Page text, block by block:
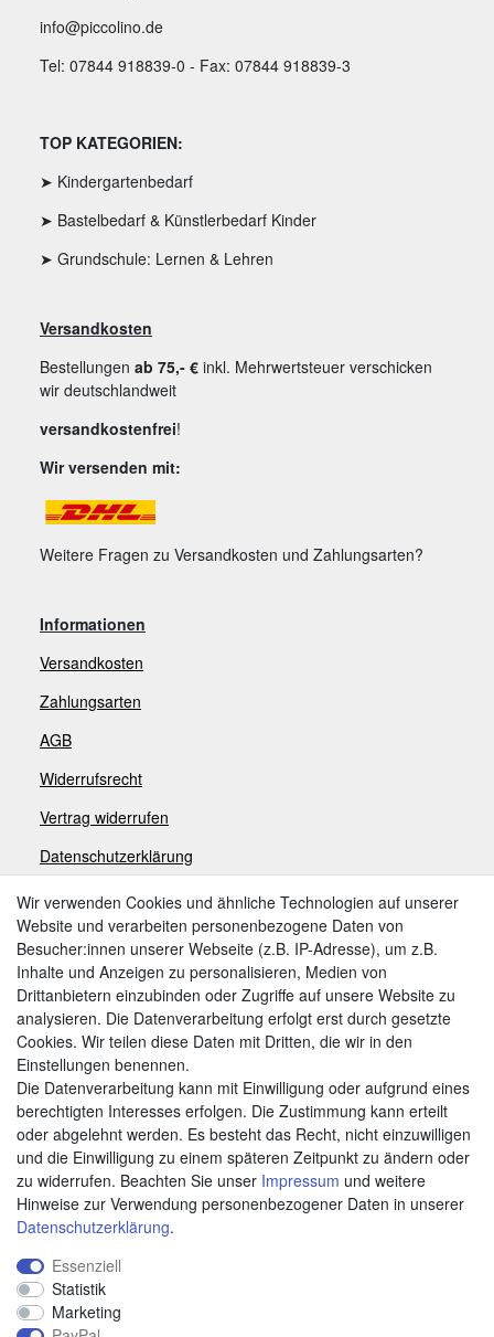
info@piccolino.de
Tel: 07844 918839-0 - Fax: 07844 918839-3
TOP KATEGORIEN:
➤ Kindergartenbedarf
➤ Bastelbedarf & Künstlerbedarf Kinder
➤ Grundschule: Lernen & Lehren
Versandkosten
Bestellungen ab 75,- € inkl. Mehrwertsteuer verschicken
wir deutschlandweit
versandkostenfrei!
Wir versenden mit:
Weitere Fragen zu Versandkosten und Zahlungsarten?
Informationen
Versandkosten
Zahlungsarten
AGB
Widerrufsrecht
Vertrag widerrufen
Datenschutzerklärung
Impressum
Zahlungsarten
Weitere Zahlungsarten:
Kauf auf Rechnung
Vorkasse
Hier sind wir
Wir verwenden Cookies und ähnliche Technologien auf unserer
Website und verarbeiten personenbezogene Daten von
Besucher:innen unserer Webseite (z.B. IP-Adresse), um z.B.
Inhalte und Anzeigen zu personalisieren, Medien von
Drittanbietern einzubinden oder Zugriffe auf unsere Website zu
analysieren. Die Datenverarbeitung erfolgt erst durch gesetzte
Cookies. Wir teilen diese Daten mit Dritten, die wir in den
Einstellungen benennen.
Die Datenverarbeitung kann mit Einwilligung oder aufgrund eines
berechtigten Interesses erfolgen. Die Zustimmung kann erteilt
oder abgelehnt werden. Es besteht das Recht, nicht einzuwilligen
und die Einwilligung zu einem späteren Zeitpunkt zu ändern oder
zu widerrufen. Beachten Sie unser Impressum und weitere
Hinweise zur Verwendung personenbezogener Daten in unserer
Daten­schutz­erklärung.
Essenziell
Statistik
Marketing